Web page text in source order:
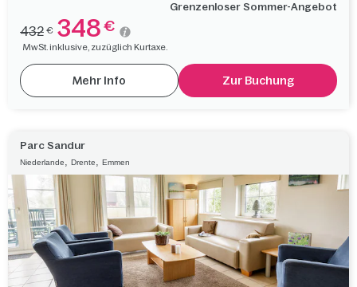
Grenzenloser Sommer-Angebot
432 € 348 €
MwSt. inklusive, zuzüglich Kurtaxe.
Mehr Info Zur Buchung
Parc Sandur
Niederlande, Drente, Emmen